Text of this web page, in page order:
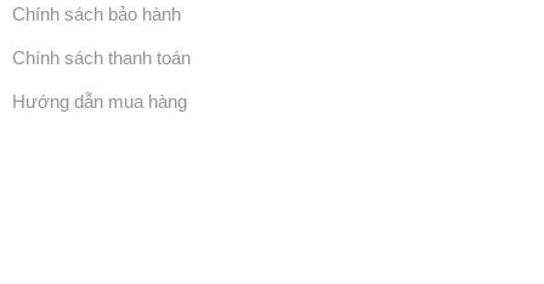
Chính sách bảo hành
Chính sách thanh toán
Hướng dẫn mua hàng